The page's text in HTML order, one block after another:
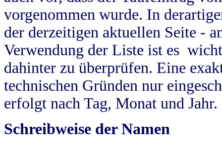
vorgenommen wurde. In
der derzeitigen aktuellen Seite -
Verwendung der Liste ist es
dahinter zu überprüfen. Eine
technischen Gründen nur
erfolgt nach Tag, Monat und Jahr.
Schreibweise der Namen